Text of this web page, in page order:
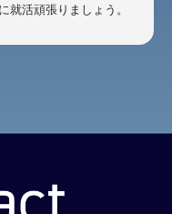
就活頑張りましょう。